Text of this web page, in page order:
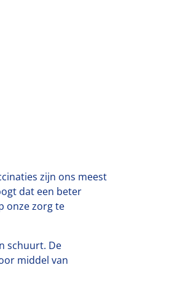
zijn ons meest
dat een beter
onze zorg te
schuurt. De
middel van